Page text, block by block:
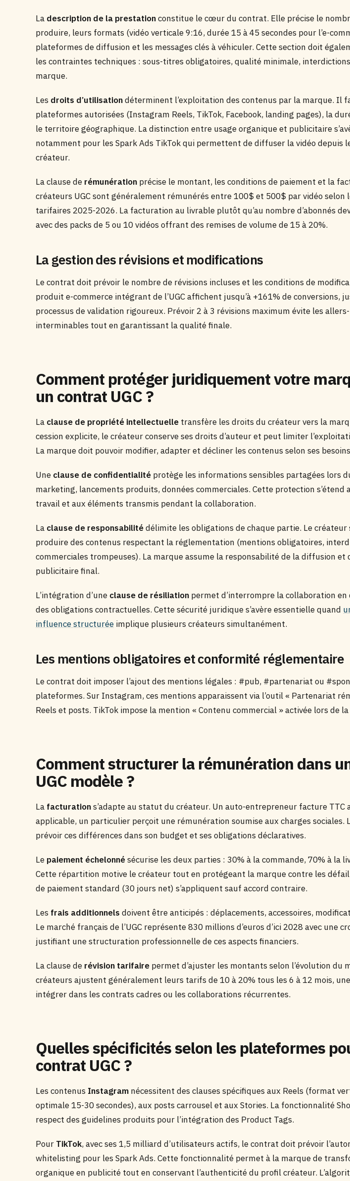
La description de la prestationconstitue le cœur du contrat. Elle précise le
produire, leurs formats (vidéo verticale 9:16, durée 15 à 45 secondes pour l’e-
plateformes de diffusion et les messages clés à véhiculer. Cette section doit
les contraintes techniques : sous-titres obligatoires, qualité minimale,
marque.
Les droits d’utilisationdéterminent l’exploitation des contenus par la marque. Il
plateformes autorisées (Instagram Reels, TikTok, Facebook, landing pages), la
le territoire géographique. La distinction entre usage organique et publicitaire
notamment pour les Spark Ads TikTok qui permettent de diffuser la vidéo depuis
créateur.
La clause de rémunération précise le montant, les conditions de paiement et la
créateurs UGC sont généralement rémunérés entre 100$ et 500$ par vidéo selon
tarifaires 2025-2026. La facturation au livrable plutôt qu’au nombre d’abonnés
avec des packs de 5 ou 10 vidéos offrant des remises de volume de 15 à 20%.
La gestion des révisions et modifications
Le contrat doit prévoir le nombre de révisions incluses et les conditions de
produit e-commerce intégrant de l’UGC affichent jusqu’à +161% de conversions,
processus de validation rigoureux. Prévoir 2 à 3 révisions maximum évite les
interminables tout en garantissant la qualité finale.
Comment protéger juridiquement votre
un contrat UGC ?
La clause de propriété intellectuelle transfère les droits du créateur vers la
cession explicite, le créateur conserve ses droits d’auteur et peut limiter
La marque doit pouvoir modifier, adapter et décliner les contenus selon ses
Une clause de confidentialité protège les informations sensibles partagées lors
marketing, lancements produits, données commerciales. Cette protection s’étend
travail et aux éléments transmis pendant la collaboration.
La clause de responsabilitédélimite les obligations de chaque partie. Le créateur
produire des contenus respectant la réglementation (mentions obligatoires,
commerciales trompeuses). La marque assume la responsabilité de la diffusion et
publicitaire final.
L’intégration d’une clause de résiliation permet d’interrompre la collaboration en
des obligations contractuelles. Cette sécurité juridique s’avère essentielle quand
influence structurée implique plusieurs créateurs simultanément.
Les mentions obligatoires et conformité réglementaire
Le contrat doit imposer l’ajout des mentions légales : #pub, #partenariat ou
plateformes. Sur Instagram, ces mentions apparaissent via l’outil « Partenariat
Reels et posts. TikTok impose la mention « Contenu commercial » activée lors de
Comment structurer la rémunération dans
UGC modèle ?
La facturations’adapte au statut du créateur. Un auto-entrepreneur facture TTC
applicable, un particulier perçoit une rémunération soumise aux charges sociales.
prévoir ces différences dans son budget et ses obligations déclaratives.
Le paiement échelonnésécurise les deux parties : 30% à la commande, 70% à la
Cette répartition motive le créateur tout en protégeant la marque contre les
de paiement standard (30 jours net) s’appliquent sauf accord contraire.
Les frais additionnels doivent être anticipés : déplacements, accessoires,
Le marché français de l’UGC représente 830 millions d’euros d’ici 2028 avec une
justifiant une structuration professionnelle de ces aspects financiers.
La clause de révision tarifaire permet d’ajuster les montants selon l’évolution du
créateurs ajustent généralement leurs tarifs de 10 à 20% tous les 6 à 12 mois,
intégrer dans les contrats cadres ou les collaborations récurrentes.
Quelles spécificités selon les plateformes
contrat UGC ?
Les contenus Instagram nécessitent des clauses spécifiques aux Reels (format
optimale 15-30 secondes), aux posts carrousel et aux Stories. La fonctionnalité
respect des guidelines produits pour l’intégration des Product Tags.
Pour TikTok, avec ses 1,5 milliard d’utilisateurs actifs, le contrat doit prévoir
whitelisting pour les Spark Ads. Cette fonctionnalité permet à la marque de
organique en publicité tout en conservant l’authenticité du profil créateur.